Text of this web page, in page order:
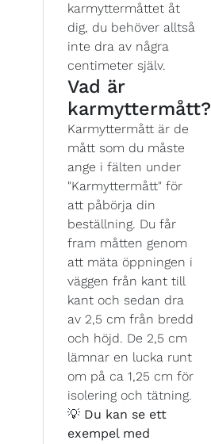
karmyttermåttet åt
dig, du behöver alltså
inte dra av några
centimeter själv.
Vad är
karmyttermått?
Karmyttermått är de
mått som du måste
ange i fälten under
"Karmyttermått" för
att påbörja din
beställning. Du får
fram måtten genom
att mäta öppningen i
väggen från kant till
kant och sedan dra
av 2,5 cm från bredd
och höjd. De 2,5 cm
lämnar en lucka runt
om på ca 1,25 cm för
isolering och tätning.
💡 Du kan se ett
exempel med